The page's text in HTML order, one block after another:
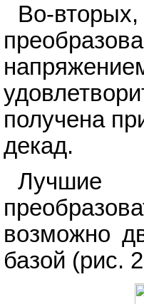
Во-
получена
декад.
Лучшие
возможно
базой (рис.